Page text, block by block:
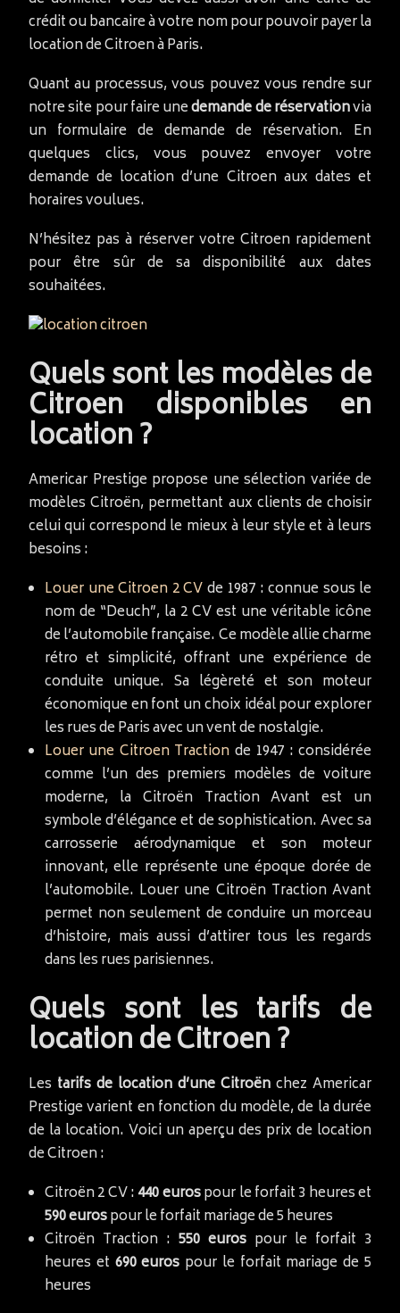
crédit ou bancaire à votre nom pour pouvoir payer la
location de Citroen à Paris.
Quant au processus, vous pouvez vous rendre sur
notre site pour faire unedemande de réservationvia
un formulaire de demande de réservation. En
quelques clics, vous pouvez envoyer votre
demande de location d’une Citroen aux dates et
horaires voulues.
N’hésitez pas à réserver votre Citroen rapidement
pour être sûr de sa disponibilité aux dates
souhaitées.
Quels sont les modèles de
Citroen disponibles en
location ?
Americar Prestige propose une sélection variée de
modèles Citroën, permettant aux clients de choisir
celui qui correspond le mieux à leur style et à leurs
besoins :
Louer une Citroen 2 CVde 1987 : connue sous le
nom de “Deuch”, la 2 CV est une véritable icône
de l’automobile française. Ce modèle allie charme
rétro et simplicité, offrant une expérience de
conduite unique. Sa légèreté et son moteur
économique en font un choix idéal pour explorer
les rues de Paris avec un vent de nostalgie.
Louer une Citroen Traction de 1947 : considérée
comme l’un des premiers modèles de voiture
moderne, la Citroën Traction Avant est un
symbole d’élégance et de sophistication. Avec sa
carrosserie aérodynamique et son moteur
innovant, elle représente une époque dorée de
l’automobile. Louer une Citroën Traction Avant
permet non seulement de conduire un morceau
d’histoire, mais aussi d’attirer tous les regards
dans les rues parisiennes.
Quels sont les tarifs de
location de Citroen ?
Les tarifs de location d’une Citroën chez Americar
Prestige varient en fonction du modèle, de la durée
de la location. Voici un aperçu des prix de location
de Citroen :
Citroën 2 CV :440 eurospour le forfait 3 heures et
590 eurospour le forfait mariage de 5 heures
Citroën Traction : 550 euros pour le forfait 3
heures et 690 euros pour le forfait mariage de 5
heures